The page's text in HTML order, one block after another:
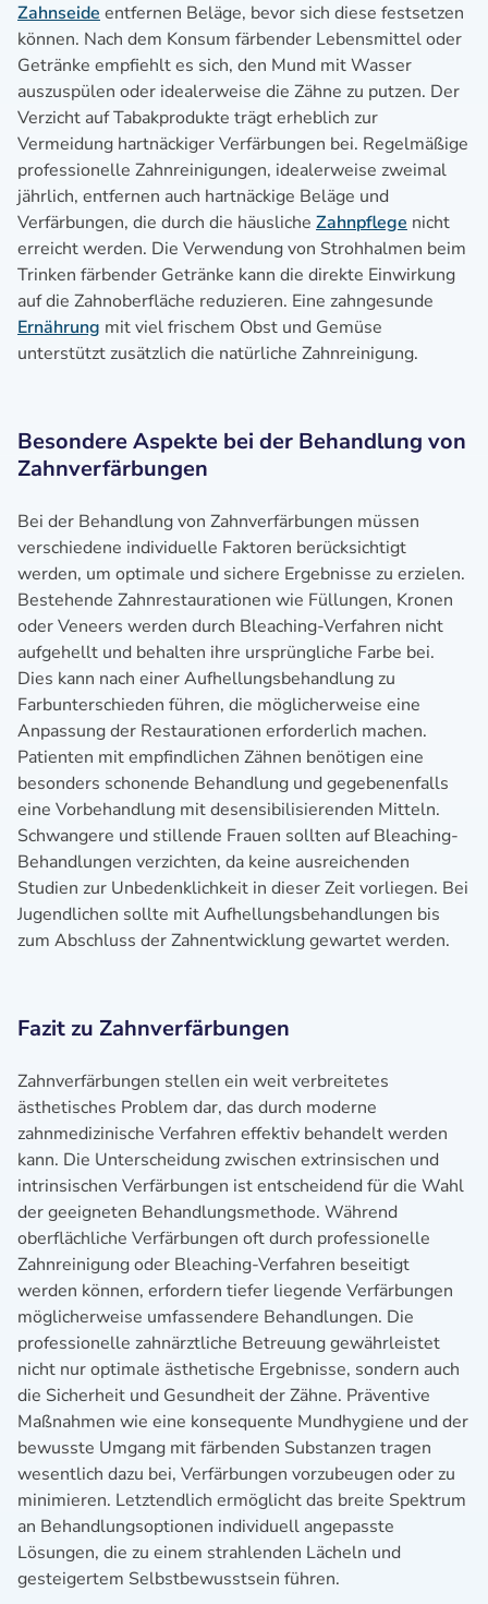
Zahnseide entfernen Beläge, bevor sich diese festsetzen
können. Nach dem Konsum färbender Lebensmittel oder
Getränke empfiehlt es sich, den Mund mit Wasser
auszuspülen oder idealerweise die Zähne zu putzen. Der
Verzicht auf Tabakprodukte trägt erheblich zur
Vermeidung hartnäckiger Verfärbungen bei. Regelmäßige
professionelle Zahnreinigungen, idealerweise zweimal
jährlich, entfernen auch hartnäckige Beläge und
Verfärbungen, die durch die häusliche Zahnpflege nicht
erreicht werden. Die Verwendung von Strohhalmen beim
Trinken färbender Getränke kann die direkte Einwirkung
auf die Zahnoberfläche reduzieren. Eine zahngesunde
Ernährung mit viel frischem Obst und Gemüse
unterstützt zusätzlich die natürliche Zahnreinigung.
Besondere Aspekte bei der Behandlung von
Zahnverfärbungen
Bei der Behandlung von Zahnverfärbungen müssen
verschiedene individuelle Faktoren berücksichtigt
werden, um optimale und sichere Ergebnisse zu erzielen.
Bestehende Zahnrestaurationen wie Füllungen, Kronen
oder Veneers werden durch Bleaching-Verfahren nicht
aufgehellt und behalten ihre ursprüngliche Farbe bei.
Dies kann nach einer Aufhellungsbehandlung zu
Farbunterschieden führen, die möglicherweise eine
Anpassung der Restaurationen erforderlich machen.
Patienten mit empfindlichen Zähnen benötigen eine
besonders schonende Behandlung und gegebenenfalls
eine Vorbehandlung mit desensibilisierenden Mitteln.
Schwangere und stillende Frauen sollten auf Bleaching-
Behandlungen verzichten, da keine ausreichenden
Studien zur Unbedenklichkeit in dieser Zeit vorliegen. Bei
Jugendlichen sollte mit Aufhellungsbehandlungen bis
zum Abschluss der Zahnentwicklung gewartet werden.
Fazit zu Zahnverfärbungen
Zahnverfärbungen stellen ein weit verbreitetes
ästhetisches Problem dar, das durch moderne
zahnmedizinische Verfahren effektiv behandelt werden
kann. Die Unterscheidung zwischen extrinsischen und
intrinsischen Verfärbungen ist entscheidend für die Wahl
der geeigneten Behandlungsmethode. Während
oberflächliche Verfärbungen oft durch professionelle
Zahnreinigung oder Bleaching-Verfahren beseitigt
werden können, erfordern tiefer liegende Verfärbungen
möglicherweise umfassendere Behandlungen. Die
professionelle zahnärztliche Betreuung gewährleistet
nicht nur optimale ästhetische Ergebnisse, sondern auch
die Sicherheit und Gesundheit der Zähne. Präventive
Maßnahmen wie eine konsequente Mundhygiene und der
bewusste Umgang mit färbenden Substanzen tragen
wesentlich dazu bei, Verfärbungen vorzubeugen oder zu
minimieren. Letztendlich ermöglicht das breite Spektrum
an Behandlungsoptionen individuell angepasste
Lösungen, die zu einem strahlenden Lächeln und
gesteigertem Selbstbewusstsein führen.